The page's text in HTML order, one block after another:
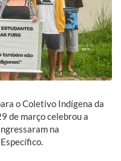
o Coletivo Indígena da
de março celebrou a
na